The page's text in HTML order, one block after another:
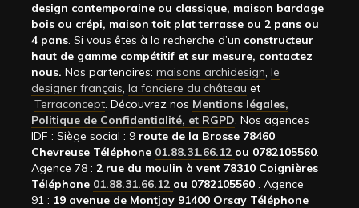
design contemporaine ou classique, maison bardage
bois ou crépi, maison toit plat terrasse ou 2 pans ou
4 pans. Si vous êtes à la recherche d’un constructeur
haut de gamme compétitif et sur mesure, contactez
nous. Nos partenaires: maisons archidesign, le
designer français, la fonciere du château et
Terraconcept. Découvrez nos Mentions légales,
Politique de Confidentialité, et RGPD. Nos agences
IDF : Siège social : 9 route de la Brosse 78460
Chevreuse Téléphone 01.88.31.66.12 ou 0782105560.
Agence 78 : 2 rue du moulin à vent 78310 Coignières
Téléphone 01.88.31.66.12 ou 0782105560 . Agence
91 : 19 avenue de Montjay 91400 Orsay Téléphone